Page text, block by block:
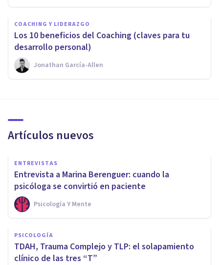
COACHING Y LIDERAZGO
Los 10 beneficios del Coaching (claves para tu
desarrollo personal)
Jonathan García-Allen
Artículos nuevos
ENTREVISTAS
Entrevista a Marina Berenguer: cuando la
psicóloga se convirtió en paciente
Psicología Y Mente
PSICOLOGÍA
TDAH, Trauma Complejo y TLP: el solapamiento
clínico de las tres “T”